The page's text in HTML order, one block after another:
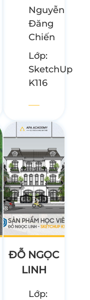
Nguyễn
Đăng
Chiến
Lớp:
SketchUp
K116
ĐỖ NGỌC
LINH
Lớp: